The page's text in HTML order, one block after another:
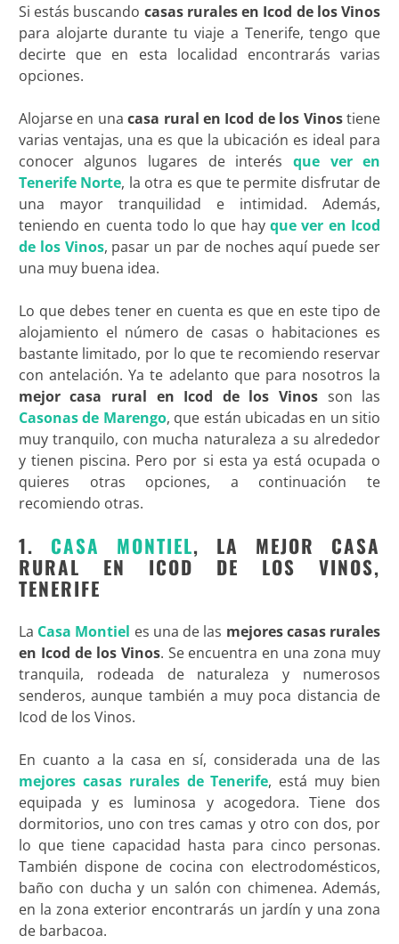
Si estás buscando casas rurales en Icod de los Vinos
para alojarte durante tu viaje a Tenerife, tengo que
decirte que en esta localidad encontrarás varias
opciones.
Alojarse en unacasa rural en Icod de los Vinostiene
varias ventajas, una es que la ubicación es ideal para
conocer algunos lugares de interés que ver en
Tenerife Norte, la otra es que te permite disfrutar de
una mayor tranquilidad e intimidad. Además,
teniendo en cuenta todo lo que hayque ver en Icod
de los Vinos, pasar un par de noches aquí puede ser
una muy buena idea.
Lo que debes tener en cuenta es que en este tipo de
alojamiento el número de casas o habitaciones es
bastante limitado, por lo que te recomiendo reservar
con antelación. Ya te adelanto que para nosotros la
mejor casa rural en Icod de los Vinosson las
Casonas de Marengo, que están ubicadas en un sitio
muy tranquilo, con mucha naturaleza a su alrededor
y tienen piscina. Pero por si esta ya está ocupada o
quieres otras opciones, a continuación te
recomiendo otras.
1. CASA MONTIEL, LA MEJOR CASA
RURAL EN ICOD DE LOS VINOS,
TENERIFE
La Casa Montiel es una de las mejores casas rurales
en Icod de los Vinos. Se encuentra en una zona muy
tranquila, rodeada de naturaleza y numerosos
senderos, aunque también a muy poca distancia de
Icod de los Vinos.
En cuanto a la casa en sí, considerada una de las
mejores casas rurales de Tenerife, está muy bien
equipada y es luminosa y acogedora. Tiene dos
dormitorios, uno con tres camas y otro con dos, por
lo que tiene capacidad hasta para cinco personas.
También dispone de cocina con electrodomésticos,
baño con ducha y un salón con chimenea. Además,
en la zona exterior encontrarás un jardín y una zona
de barbacoa.